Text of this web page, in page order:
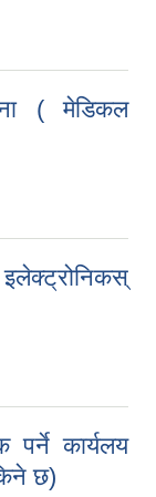
( मेडिकल
कार्यलय
छ)